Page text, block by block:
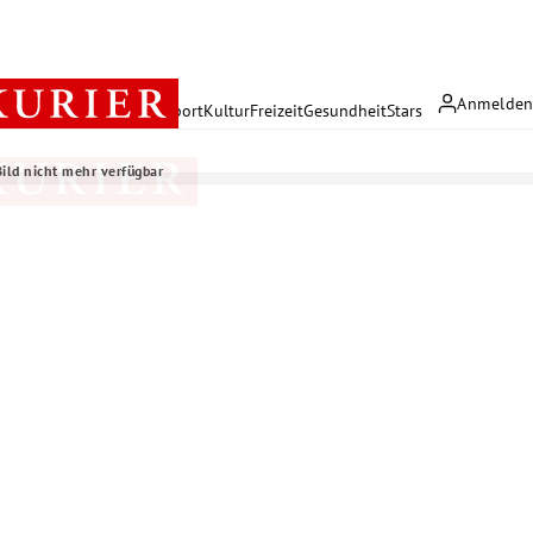
Anmelden
PolitikWirtschaft SportKulturFreizeitGesundheitStars
nicht mehr verfügbar